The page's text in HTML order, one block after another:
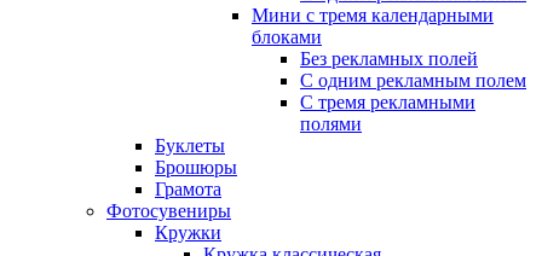
Мини с тремя календарными
блоками
Без рекламных полей
С одним рекламным полем
С тремя рекламными
полями
Буклеты
Брошюры
Грамота
Фотосувениры
Кружки